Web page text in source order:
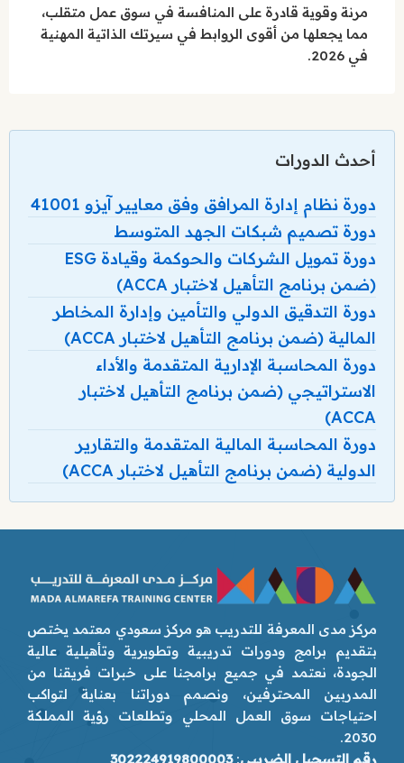
مرنة وقوية قادرة على المنافسة في سوق عمل متقلب،
مما يجعلها من أقوى الروابط في سيرتك الذاتية المهنية
في 2026.
أحدث الدورات
دورة نظام إدارة المرافق وفق معايير آيزو 41001
دورة تصميم شبكات الجهد المتوسط
دورة تمويل الشركات والحوكمة وقيادة ESG
(ضمن برنامج التأهيل لاختبار ACCA)
دورة التدقيق الدولي والتأمين وإدارة المخاطر
المالية (ضمن برنامج التأهيل لاختبار ACCA)
دورة المحاسبة الإدارية المتقدمة والأداء
الاستراتيجي (ضمن برنامج التأهيل لاختبار
ACCA)
دورة المحاسبة المالية المتقدمة والتقارير
الدولية (ضمن برنامج التأهيل لاختبار ACCA)
مركز مدى المعرفة للتدريب هو مركز سعودي معتمد يختص
بتقديم برامج ودورات تدريبية وتطويرية وتأهيلية عالية
الجودة، نعتمد في جميع برامجنا على خبرات فريقنا من
المدربين المحترفين، ونصمم دوراتنا بعناية لتواكب
احتياجات سوق العمل المحلي وتطلعات رؤية المملكة
2030.
رقم التسجيل الضريبي:
302224919800003